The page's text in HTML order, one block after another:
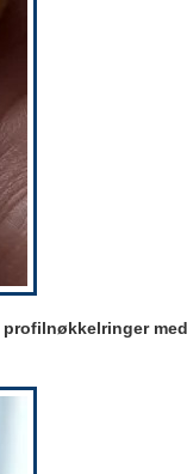
profilnøkkelringer med